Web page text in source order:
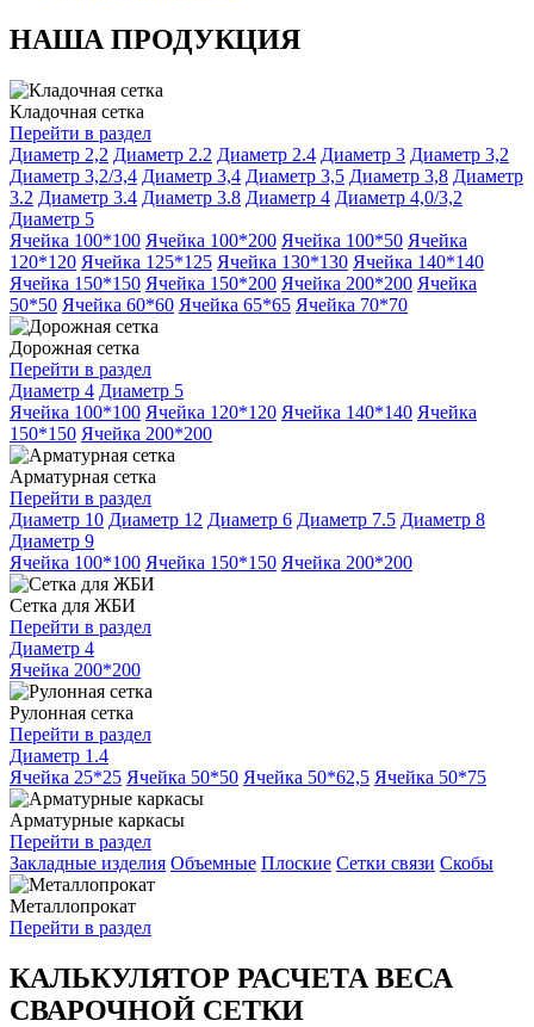
НАША ПРОДУКЦИЯ
Кладочная сетка
Перейти в раздел
Диаметр 2,2 Диаметр 2.2 Диаметр 2.4 Диаметр 3 Диаметр 3,2
Диаметр 3,2/3,4 Диаметр 3,4 Диаметр 3,5 Диаметр 3,8 Диаметр
3.2 Диаметр 3.4 Диаметр 3.8 Диаметр 4 Диаметр 4,0/3,2
Диаметр 5
Ячейка 100*100 Ячейка 100*200 Ячейка 100*50 Ячейка
120*120 Ячейка 125*125 Ячейка 130*130 Ячейка 140*140
Ячейка 150*150 Ячейка 150*200 Ячейка 200*200 Ячейка
50*50 Ячейка 60*60 Ячейка 65*65 Ячейка 70*70
Дорожная сетка
Перейти в раздел
Диаметр 4 Диаметр 5
Ячейка 100*100 Ячейка 120*120 Ячейка 140*140 Ячейка
150*150 Ячейка 200*200
Арматурная сетка
Перейти в раздел
Диаметр 10 Диаметр 12 Диаметр 6 Диаметр 7.5 Диаметр 8
Диаметр 9
Ячейка 100*100 Ячейка 150*150 Ячейка 200*200
Сетка для ЖБИ
Перейти в раздел
Диаметр 4
Ячейка 200*200
Рулонная сетка
Перейти в раздел
Диаметр 1.4
Ячейка 25*25 Ячейка 50*50 Ячейка 50*62,5 Ячейка 50*75
Арматурные каркасы
Перейти в раздел
Закладные изделия Объемные Плоские Сетки связи Скобы
Металлопрокат
Перейти в раздел
КАЛЬКУЛЯТОР РАСЧЕТА ВЕСА
СВАРОЧНОЙ СЕТКИ